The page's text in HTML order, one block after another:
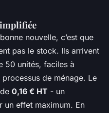
nouvelle, c’est que
pas le stock. Ils arrivent
50 unités, faciles à
de ménage. Le
0,16 € HT - un
un effet maximum. En